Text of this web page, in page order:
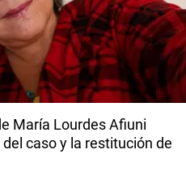
María Lourdes Afiuni
caso y la restitución de